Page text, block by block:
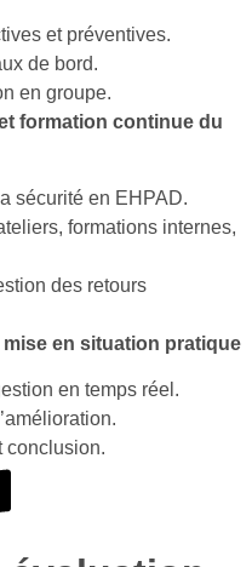
et préventives.
de bord.
en groupe.
formation continue du
sécurité en EHPAD.
formations internes,
des retours
mise en situation pratique
en temps réel.
conclusion.